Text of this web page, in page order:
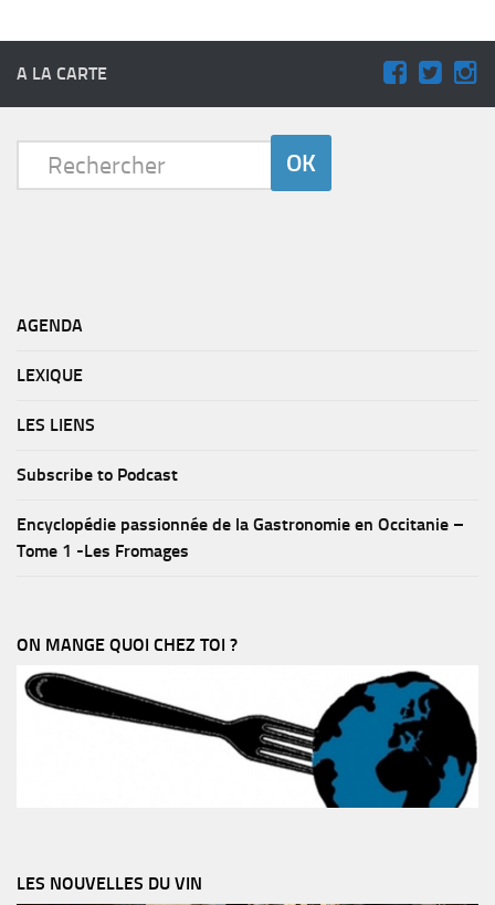
A LA CARTE
AGENDA
LEXIQUE
LES LIENS
Subscribe to Podcast
Encyclopédie passionnée de la Gastronomie en Occitanie –
Tome 1 -Les Fromages
ON MANGE QUOI CHEZ TOI ?
LES NOUVELLES DU VIN